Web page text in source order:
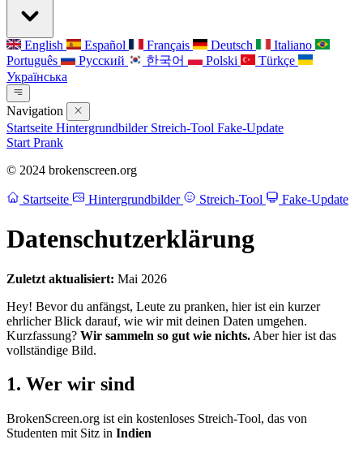
English Español Français Deutsch
Italiano
Português
Русский 한국어 Polski
Türkçe
Українська
Navigation
Startseite Hintergrundbilder Streich-Tool Fake-Update
Start Prank
© 2024 brokenscreen.org
Startseite Hintergrundbilder Streich-Tool Fake-Update
Datenschutzerklärung
Zuletzt aktualisiert: Mai 2026
Hey! Bevor du anfängst, Leute zu pranken, hier ist ein kurzer
ehrlicher Blick darauf, wie wir mit deinen Daten umgehen.
Kurzfassung? Wir sammeln so gut wie nichts. Aber hier ist das
vollständige Bild.
1. Wer wir sind
BrokenScreen.org ist ein kostenloses Streich-Tool, das von
Studenten mit Sitz in Indien